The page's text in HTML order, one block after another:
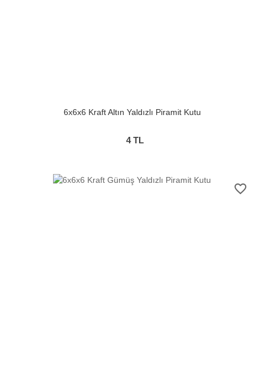
6x6x6 Kraft Altın Yaldızlı Piramit Kutu
4TL
favorite_border